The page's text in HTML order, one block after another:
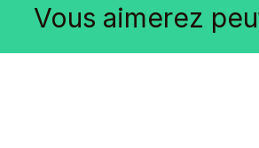
Vous aimerez